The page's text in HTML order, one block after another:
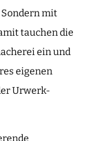
mit
tauchen die
ein und
eigenen
Urwerk-